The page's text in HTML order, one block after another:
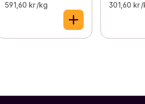
591,60 kr /kg 301,60 kr